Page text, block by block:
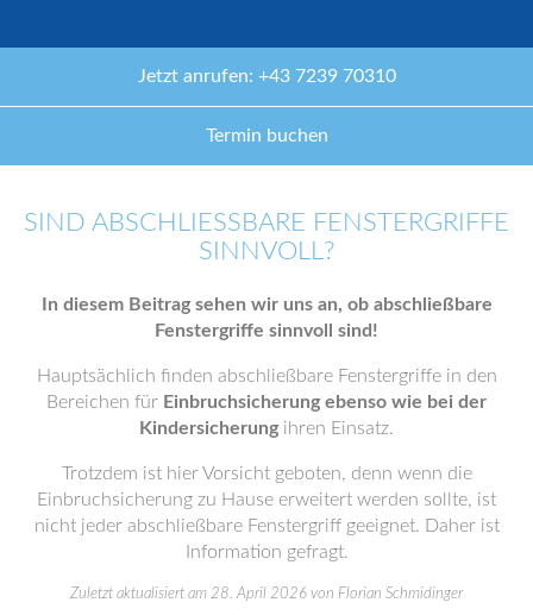
Jetzt anrufen: +43 7239 70310
Termin buchen
SIND ABSCHLIESSBARE FENSTERGRIFFE S
INNVOLL?
In diesem Beitrag sehen wir uns an, ob abschließbare
Fenstergriffe sinnvoll sind!
Hauptsächlich finden abschließbare Fenstergriffe in den
Bereichen für Einbruchsicherung ebenso wie bei der
Kindersicherung ihren Einsatz.
Trotzdem ist hier Vorsicht geboten, denn wenn die
Einbruchsicherung zu Hause erweitert werden sollte, ist
nicht jeder abschließbare Fenstergriff geeignet. Daher ist
Information gefragt.
Zuletzt aktualisiert am 28. April 2026 von Florian Schmidinger